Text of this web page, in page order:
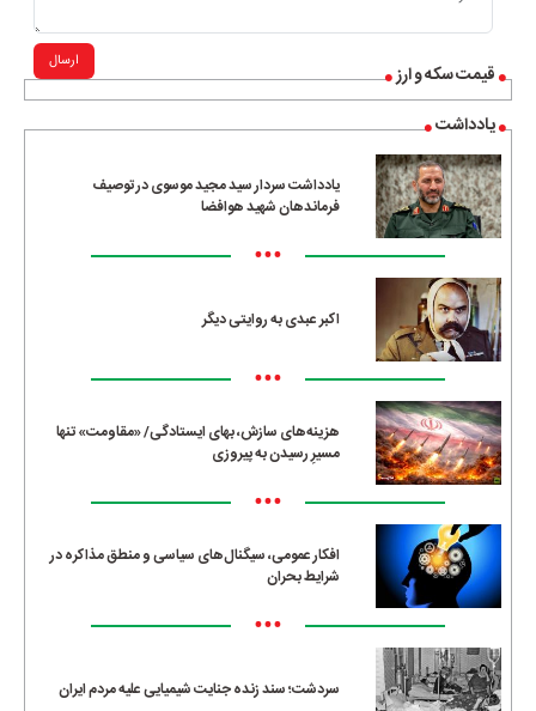
قیمت سکه و ارز
یادداشت
یادداشت سردار سید مجید موسوی در توصیف
فرماندهان شهید هوافضا
•••
اکبر عبدی به روایتی دیگر
•••
هزینه‌های سازش، بهای ایستادگی/ «مقاومت» تنها
مسیرِ رسیدن به پیروزی
•••
افکار عمومی، سیگنال‌های سیاسی و منطق مذاکره در
شرایط بحران
•••
سردشت؛ سند زنده جنایت شیمیایی علیه مردم ایران
ارسال